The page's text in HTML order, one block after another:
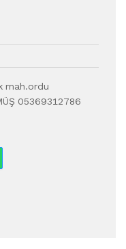
mah.ordu
05369312786